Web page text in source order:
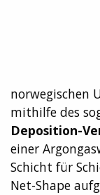
norwegischen
mithilfe des
Deposition-
einer
Schicht für
Net-Shape